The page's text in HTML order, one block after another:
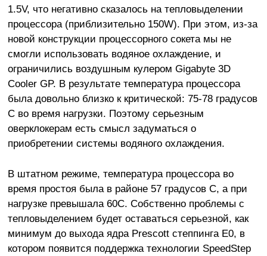
1.5V, что негативно сказалось на тепловыделении
процессора (приблизительно 150W). При этом, из-за
новой конструкции процессорного сокета мы не
смогли использовать водяное охлаждение, и
ограничились воздушным кулером Gigabyte 3D
Cooler GP. В результате температура процессора
была довольно близко к критической: 75-78 градусов
C во время нагрузки. Поэтому серьезным
оверклокерам есть смысл задуматься о
приобретении системы водяного охлаждения.
В штатном режиме, температура процессора во
время простоя была в районе 57 градусов C, а при
нагрузке превышала 60C. Собственно проблемы с
тепловыделением будет оставаться серьезной, как
минимум до выхода ядра Prescott степпинга E0, в
котором появится поддержка технологии SpeedStep